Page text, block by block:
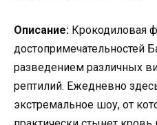
Описание: Крокодиловая
достопримечательностей
разведением различных
рептилий. Ежедневно
экстремальное шоу, от